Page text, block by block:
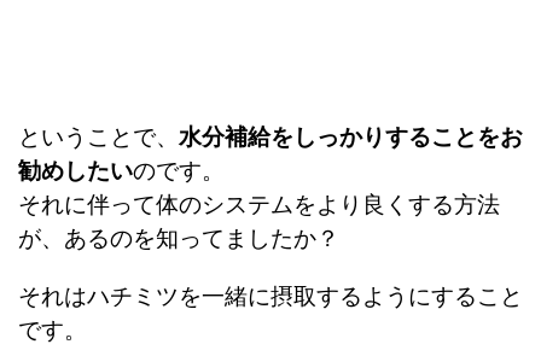
ということで、 水分補給をしっかりすることをお
勧めしたいのです。
それに伴って体のシステムをより良くする方法
が、あるのを知ってましたか？
それはハチミツを一緒に摂取するようにすること
です。